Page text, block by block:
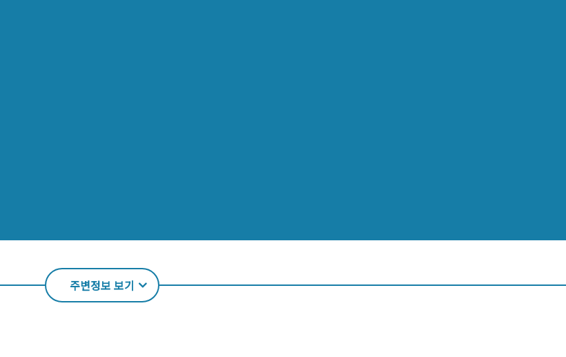
주변정보 보기